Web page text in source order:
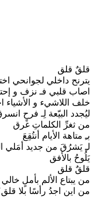
قلقٌ قلق
يترنح داخلي لجوانحي
اصاب قلبي فـ نزف و
خلف اللاشيء و الأشياء
ليُجدد البيّعة لِـ فرحٍ
من ثغرِّ الكلماتِ غرق
بـِ متاهة الأيام أنتُقِعَ
لـِ يَشرُقَ من جديد أمَلي
يَلُوحُ بالأفق
قلقٌ قلق
من يبتاع الألم بأملٍ
من اين اجدُ رأسًا بلا